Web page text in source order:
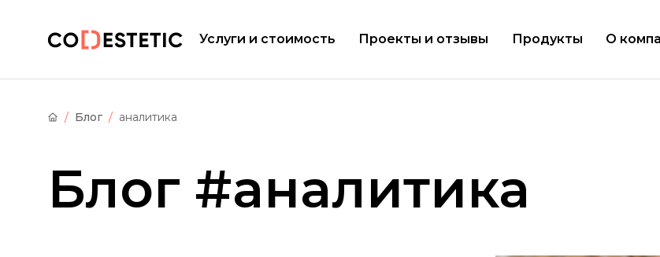
Услуги и стоимость Проекты и отзывы Продукты О
Блог аналитика
Блог #аналитика